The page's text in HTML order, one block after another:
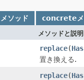
ソッド concreteメ
メソッドと説明
replace(
置き換える.
replace(